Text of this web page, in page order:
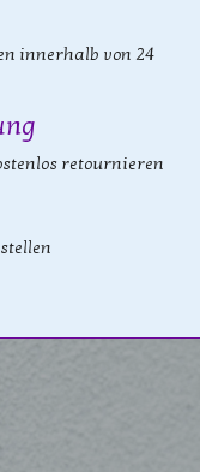
innerhalb von 24
retournieren